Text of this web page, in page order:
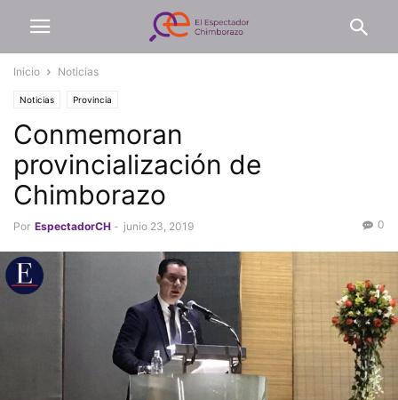
Inicio Noticias
Noticias Provincia
Conmemoran
provincialización de
Chimborazo
Por EspectadorCH - junio 23, 2019 0